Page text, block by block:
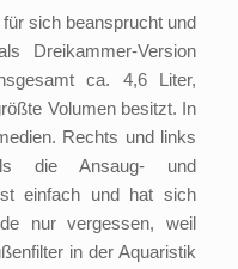
sich beansprucht und
Dreikammer-Version
ca. 4,6 Liter,
Volumen besitzt. In
Rechts und links
die Ansaug- und
einfach und hat sich
nur vergessen, weil
in der Aquaristik